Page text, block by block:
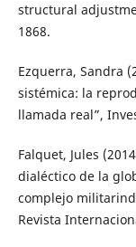
structural
1868.
Ezquerra, Sandra
sistémica: la
llamada real”,
Falquet, Jules
dialéctico de la
complejo
Revista